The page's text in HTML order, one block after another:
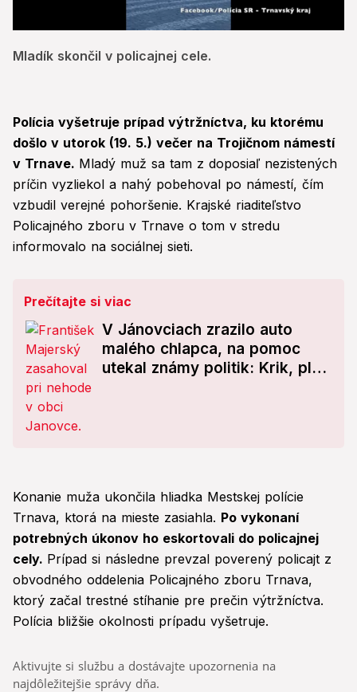
of
16
Mladík skončil v policajnej cele.
Polícia vyšetruje prípad výtržníctva, ku ktorému
došlo v utorok (19. 5.) večer na Trojičnom námestí
v Trnave. Mladý muž sa tam z doposiaľ nezistených
príčin vyzliekol a nahý pobehoval po námestí, čím
vzbudil verejné pohoršenie. Krajské riaditeľstvo
Policajného zboru v Trnave o tom v stredu
informovalo na sociálnej sieti.
Prečítajte si viac
V Jánovciach zrazilo auto
malého chlapca, na pomoc
utekal známy politik: Krik, plač
Konanie muža ukončila hliadka Mestskej polície
Trnava, ktorá na mieste zasiahla. Po vykonaní
potrebných úkonov ho eskortovali do policajnej
cely. Prípad si následne prevzal poverený policajt z
obvodného oddelenia Policajného zboru Trnava,
ktorý začal trestné stíhanie pre prečin výtržníctva.
Polícia bližšie okolnosti prípadu vyšetruje.
Aktivujte si službu a dostávajte upozornenia na
najdôležitejšie správy dňa.